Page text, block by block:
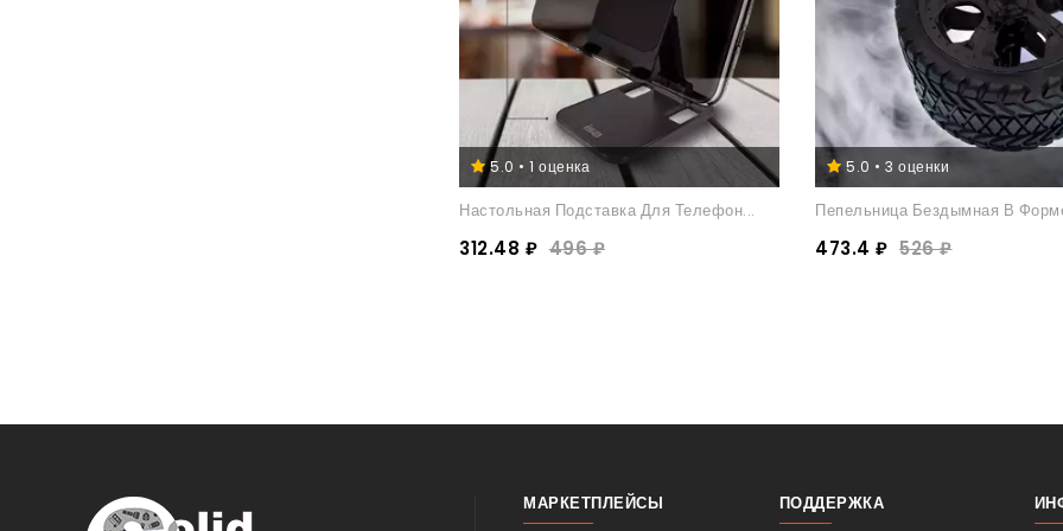
5.0 • 1 оценка
Настольная Подставка Для Телефон...
312.48 ₽ 496 ₽
5.0 • 3 оценки
Пепельница Бездымная В
473.4 ₽ 526 ₽
МАРКЕТПЛЕЙСЫ ПОДДЕРЖКА